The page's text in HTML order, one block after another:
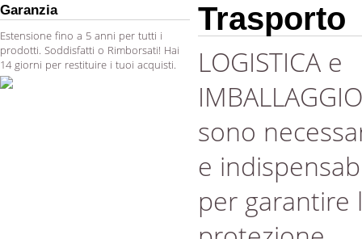
Garanzia
Estensione fino a 5 anni per tutti i
prodotti. Soddisfatti o Rimborsati! Hai
14 giorni per restituire i tuoi acquisti.
Trasporto
LOGISTICA e
IMBALLAGGIO
sono
e
per garantire